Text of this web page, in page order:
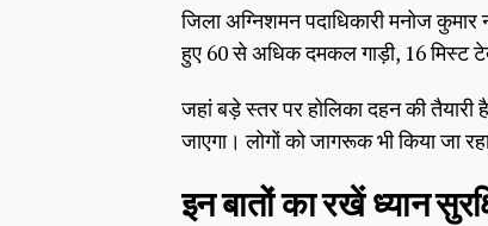
जिला अग्निशमन पदाधिकारी मनोज
हुए 60 से अधिक दमकल गाड़ी, 16 मिस्ट
जहां बड़े स्तर पर होलिका दहन की
जाएगा। लोगों को जागरूक भी किया जा
इन बातों का रखें ध्यान